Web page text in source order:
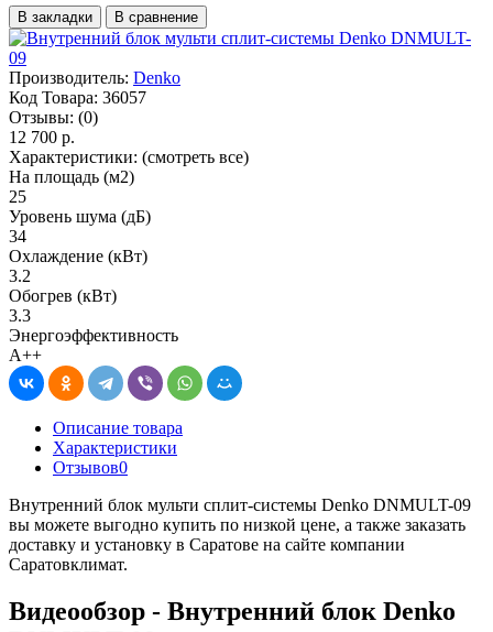
В закладки В сравнение
Производитель: Denko
Код Товара: 36057
Отзывы: (0)
12 700 р.
Характеристики: (смотреть все)
На площадь (м2)
25
Уровень шума (дБ)
34
Охлаждение (кВт)
3.2
Обогрев (кВт)
3.3
Энергоэффективность
A++
Описание товара
Характеристики
Отзывов0
Внутренний блок мульти сплит-системы Denko DNMULT-09
вы можете выгодно купить по низкой цене, а также заказать
доставку и установку в Саратове на сайте компании
Саратовклимат.
Видеообзор - Внутренний блок Denko